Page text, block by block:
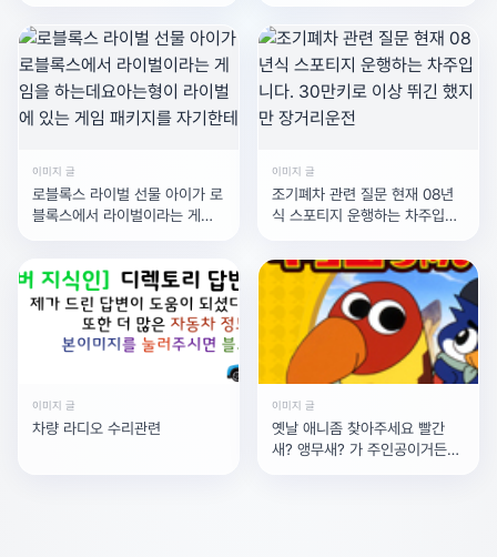
이미지 글
로블록스 라이벌 선물 아이가 로
블록스에서 라이벌이라는 게임
이미지 글
조기폐차 관련 질문 현재 08년
식 스포티지 운행하는 차주입니
장거리운전
이미지 글
차량 라디오 수리관련
이미지 글
옛날 애니좀 찾아주세요 빨간
새? 앵무새? 가 주인공이거든요